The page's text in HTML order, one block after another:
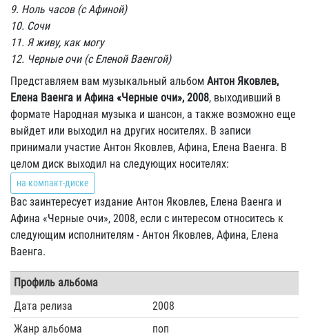
9. Ноль часов (с Афиной)
10. Сочи
11. Я живу, как могу
12. Черные очи (с Еленой Ваенгой)
Представляем вам музыкальный альбом Антон Яковлев,
Елена Ваенга и Афина «Черные очи», 2008, выходивший в
формате Народная музыка и шансон, а также возможно еще
выйдет или выходил на других носителях. В записи
принимали участие Антон Яковлев, Афина, Елена Ваенга. В
целом диск выходил на следующих носителях:
на компакт-диске
Вас заинтересует издание Антон Яковлев, Елена Ваенга и
Афина «Черные очи», 2008, если с интересом относитесь к
следующим исполнителям - Антон Яковлев, Афина, Елена
Ваенга.
Профиль альбома
Дата релиза
2008
Жанр альбома
поп